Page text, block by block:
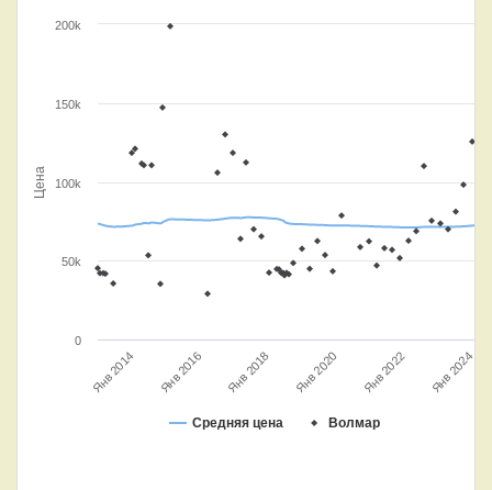
Цена
Средняя цена Волмар
Янв 2014 Янв 2016 Янв 2018 Янв 2020 Янв 2022 Янв 2024
0
50k
100k
150k
200k